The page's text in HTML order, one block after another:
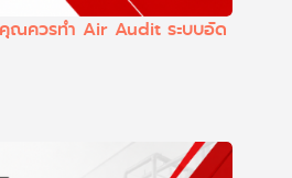
ณควรทำ Air Audit ระบบอัด